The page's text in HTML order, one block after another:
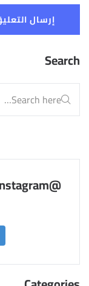
Search
@Instagram